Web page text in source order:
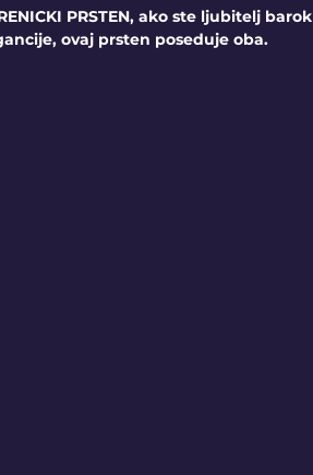
PRSTEN, ako ste ljubitelj barok
ovaj prsten poseduje oba.